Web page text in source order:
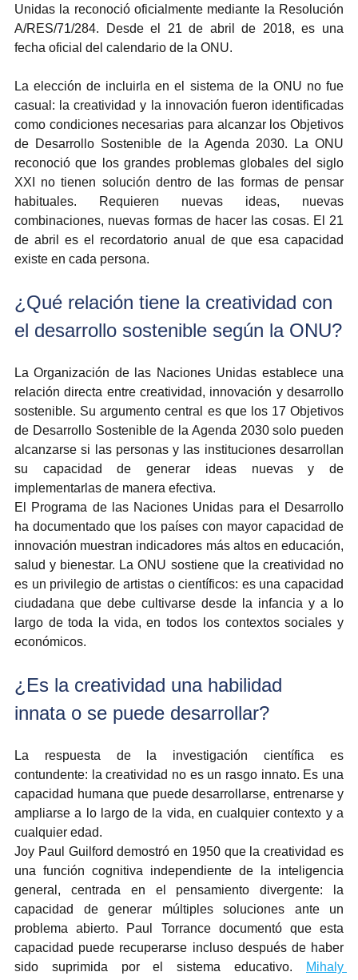
Unidas la reconoció oficialmente mediante la Resolución
A/RES/71/284. Desde el 21 de abril de 2018, es una
fecha oficial del calendario de la ONU.
La elección de incluirla en el sistema de la ONU no fue
casual: la creatividad y la innovación fueron identificadas
como condiciones necesarias para alcanzar los Objetivos
de Desarrollo Sostenible de la Agenda 2030. La ONU
reconoció que los grandes problemas globales del siglo
XXI no tienen solución dentro de las formas de pensar
habituales. Requieren nuevas ideas, nuevas
combinaciones, nuevas formas de hacer las cosas. El 21
de abril es el recordatorio anual de que esa capacidad
existe en cada persona.
¿Qué relación tiene la creatividad con
el desarrollo sostenible según la ONU?
La Organización de las Naciones Unidas establece una
relación directa entre creatividad, innovación y desarrollo
sostenible. Su argumento central es que los 17 Objetivos
de Desarrollo Sostenible de la Agenda 2030 solo pueden
alcanzarse si las personas y las instituciones desarrollan
su capacidad de generar ideas nuevas y de
implementarlas de manera efectiva.
El Programa de las Naciones Unidas para el Desarrollo
ha documentado que los países con mayor capacidad de
innovación muestran indicadores más altos en educación,
salud y bienestar. La ONU sostiene que la creatividad no
es un privilegio de artistas o científicos: es una capacidad
ciudadana que debe cultivarse desde la infancia y a lo
largo de toda la vida, en todos los contextos sociales y
económicos.
¿Es la creatividad una habilidad
innata o se puede desarrollar?
La respuesta de la investigación científica es
contundente: la creatividad no es un rasgo innato. Es una
capacidad humana que puede desarrollarse, entrenarse y
ampliarse a lo largo de la vida, en cualquier contexto y a
cualquier edad.
Joy Paul Guilford demostró en 1950 que la creatividad es
una función cognitiva independiente de la inteligencia
general, centrada en el pensamiento divergente: la
capacidad de generar múltiples soluciones ante un
problema abierto. Paul Torrance documentó que esta
capacidad puede recuperarse incluso después de haber
sido suprimida por el sistema educativo.
Mihaly